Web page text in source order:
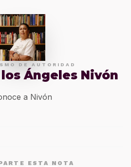
DE AUTORIDAD
Ángeles Nivón
a Nivón
ESTA NOTA